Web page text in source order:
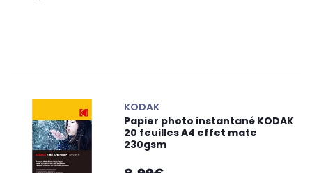
KODAK
Papier photo instantané KODAK
20 feuilles A4 effet mate
230gsm